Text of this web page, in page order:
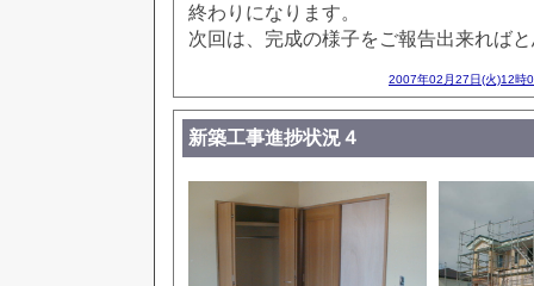
終わりになります。
次回は、完成の様子をご報告出来れば
2007年02月27日(火)12時
新築工事進捗状況４